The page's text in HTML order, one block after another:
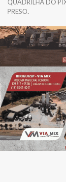
QUADRILHA DO
PRESO.